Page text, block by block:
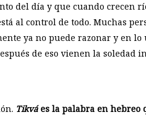
del día y que cuando crecen
al control de todo. Muchas
ya no puede razonar y en
de eso vienen la soledad
Tikváes la palabra en hebreo